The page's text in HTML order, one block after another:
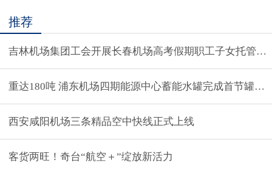
推荐
吉林机场集团工会开展长春机场高考假期职工子女托管活
重达180吨 浦东机场四期能源中心蓄能水罐完成首节罐壁
西安咸阳机场三条精品空中快线正式上线
客货两旺！奇台“航空＋”绽放新活力